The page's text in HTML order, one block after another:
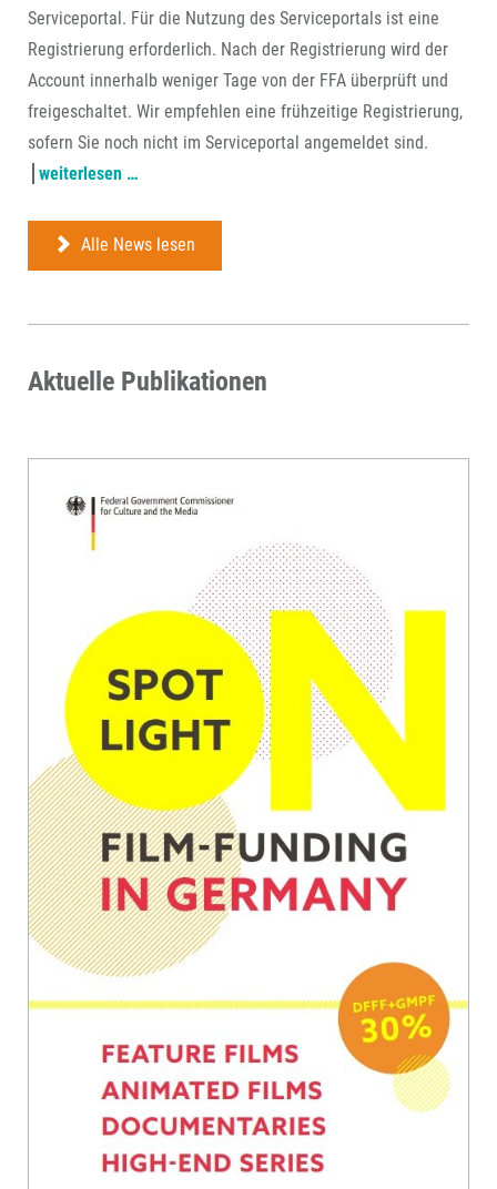
Serviceportal. Für die Nutzung des Serviceportals ist eine
Registrierung erforderlich. Nach der Registrierung wird der
Account innerhalb weniger Tage von der FFA überprüft und
freigeschaltet. Wir empfehlen eine frühzeitige Registrierung,
sofern Sie noch nicht im Serviceportal angemeldet sind.
weiterlesen …antragstellung
22.
juli
ffa-
Alle News lesen
Aktuelle Publikationen